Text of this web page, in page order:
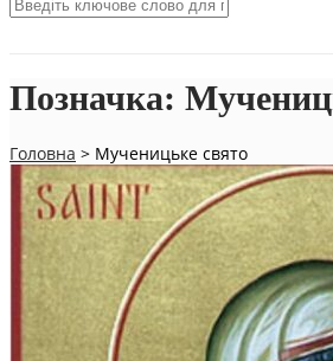
Позначка:
Головна > Мученицьке свято